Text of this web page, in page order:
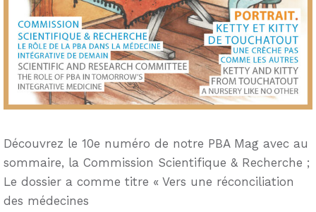
Découvrez le 10e numéro de notre PBA Mag avec au
sommaire, la Commission Scientifique & Recherche ;
Le dossier a comme titre « Vers une réconciliation
des médecines